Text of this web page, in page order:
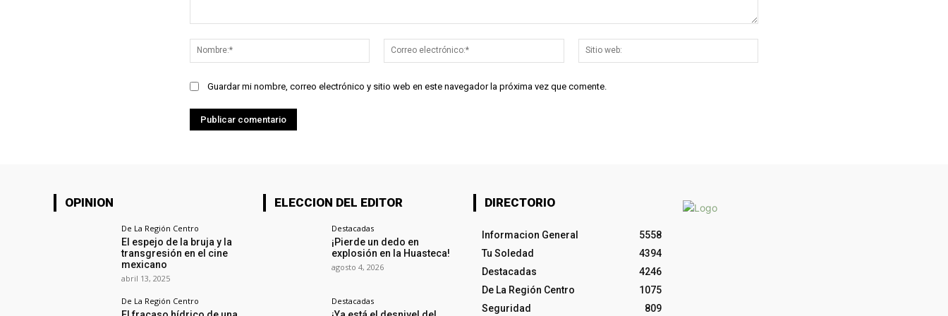
Nombre:*
Correo
electrónico:*
web:
Guardar mi nombre, correo electrónico y sitio web en este navegador la próxima vez que comente.
OPINION
De La Región Centro
El espejo de la bruja y la
transgresión en el cine
mexicano
abril 13, 2025
De La Región Centro
ELECCION DEL EDITOR
Destacadas
¡Pierde un dedo en
explosión en la Huasteca!
agosto 4, 2026
Destacadas
DIRECTORIO
Informacion General
5558
Tu Soledad
4394
Destacadas
4246
De La Región Centro
1075
Seguridad
809